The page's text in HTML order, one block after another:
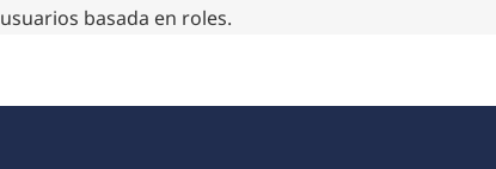
usuarios basada en roles.